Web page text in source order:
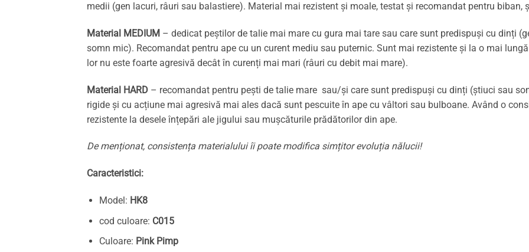
medii (gen lacuri, râuri sau balastiere). Material mai rezistent și moale, testat și recomandat pentru biban,
Material MEDIUM – dedicat peștilor de talie mai mare cu gura mai tare sau care sunt predispuși cu dinți
somn mic). Recomandat pentru ape cu un curent mediu sau puternic. Sunt mai rezistente și la o mai
lor nu este foarte agresivă decât în curenți mai mari (râuri cu debit mai mare).
Material HARD – recomandat pentru pești de talie mare sau/și care sunt predispuși cu dinți (știuci sau
rigide și cu acțiune mai agresivă mai ales dacă sunt pescuite în ape cu vâltori sau bulboane. Având o
rezistente la desele înțepări ale jigului sau mușcăturile prădătorilor din ape.
De menționat, consistența materialului îi poate modifica simțitor evoluția nălucii!
Caracteristici:
Model: HK8
cod culoare: C015
Culoare: Pink Pimp